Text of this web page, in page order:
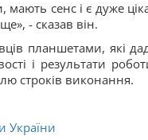
мають сенс і є дуже
- сказав він.
планшетами, які
і результати
строків виконання.
України